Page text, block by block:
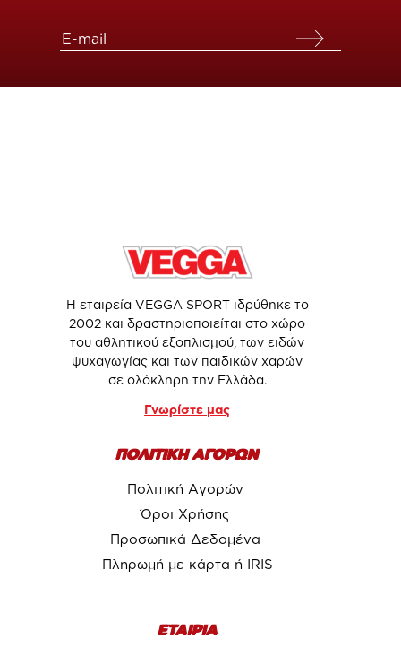
Η εταιρεία VEGGA SPORT ιδρύθηκε το
2002 και δραστηριοποιείται στο χώρο
του αθλητικού εξοπλισμού, των ειδών
ψυχαγωγίας και των παιδικών χαρών
σε ολόκληρη την Ελλάδα.
Γνωρίστε μας
ΠΟΛΙΤΙΚΗ ΑΓΟΡΩΝ
Πολιτική Αγορών
Όροι Χρήσης
Προσωπικά Δεδομένα
Πληρωμή με κάρτα ή IRIS
ΕΤΑΙΡΙΑ